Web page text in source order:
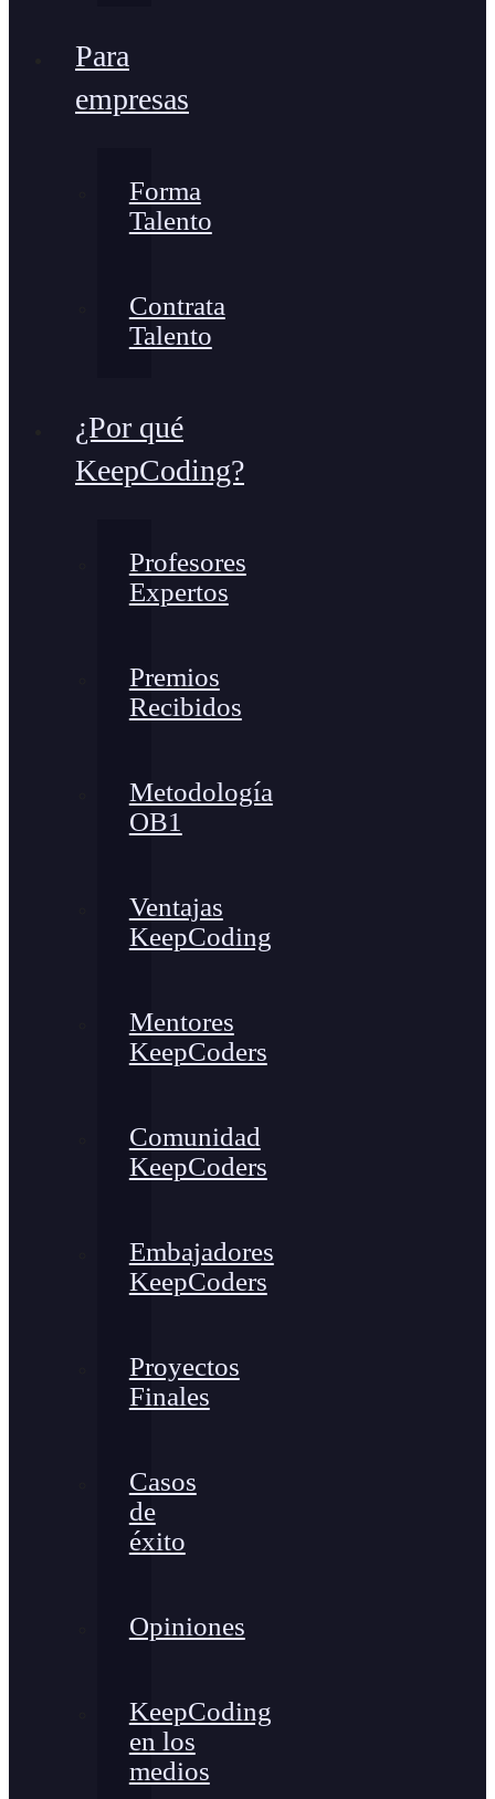
Para
empresas
Forma
Talento
Contrata
Talento
¿Por qué
KeepCoding?
Profesores
Expertos
Premios
Recibidos
Metodología
OB1
Ventajas
KeepCoding
Mentores
KeepCoders
Comunidad
KeepCoders
Embajadores
KeepCoders
Proyectos
Finales
Casos
de
éxito
Opiniones
KeepCoding
en los
medios